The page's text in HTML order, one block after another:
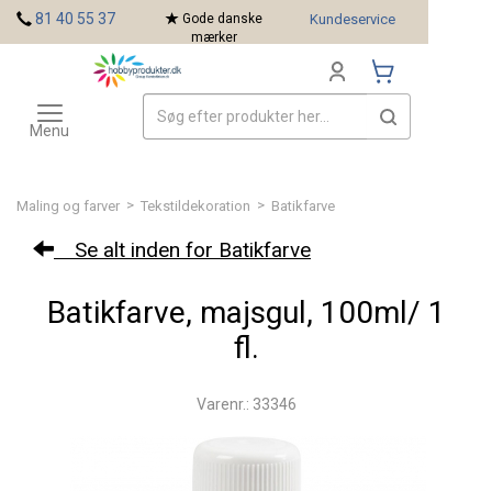
Maling og farver > Tekstildekoration > Batikfarve
Se alt inden for Batikfarve
Batikfarve, majsgul, 100ml/ 1
fl.
Varenr.: 33346
81 40 55 37
Gode danske
mærker
Kundeservice
Toggle
navigation
Menu
Mærker